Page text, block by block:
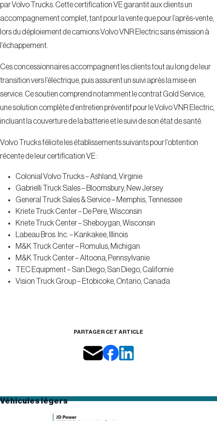
par Volvo Trucks. Cette certification VE garantit aux clients un
accompagnement complet, tant pour la vente que pour l’après-vente,
lors du déploiement de camions Volvo VNR Electric sans émission à
l’échappement.
Ces concessionnaires accompagnent les clients tout au long de leur
transition vers l’électrique, puis assurent un suivi après la mise en
service. Ce soutien comprend notamment le contrat Gold Service,
une solution complète d’entretien préventif pour le Volvo VNR Electric,
incluant la couverture de la batterie et le suivi de son état de santé.
Volvo Trucks félicite les établissements suivants pour l’obtention
récente de leur certification VE :
Colonial Volvo Trucks – Ashland, Virginie
Gabrielli Truck Sales – Bloomsbury, New Jersey
General Truck Sales & Service – Memphis, Tennessee
Kriete Truck Center – De Pere, Wisconsin
Kriete Truck Center – Sheboygan, Wisconsin
Labeau Bros. Inc. – Kankakee, Illinois
M&K Truck Center – Romulus, Michigan
M&K Truck Center – Altoona, Pennsylvanie
TEC Equipment – San Diego, San Diego, Californie
Vision Truck Group – Etobicoke, Ontario, Canada
PARTAGER CET ARTICLE
Véhicules légers